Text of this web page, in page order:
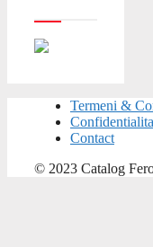
Termeni &
Contact
© 2023 Catalog